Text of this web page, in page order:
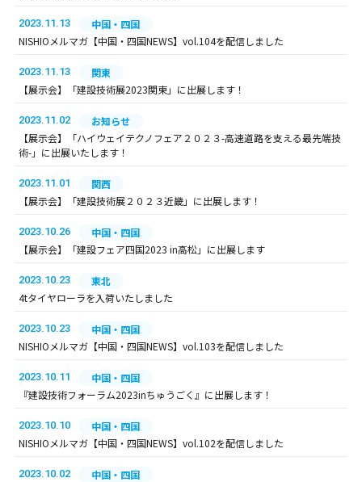
2023.11.13
中国・四国
NISHIOメルマガ【中国・四国NEWS】vol.104を配信しました
2023.11.13
関東
【展示会】「建設技術展2023関東」に出展します！
2023.11.02
お知らせ
【展示会】「ハイウェイテクノフェア２０２３-高速道路を支える最先端技
術-」に出展いたします！
2023.11.01
関西
【展示会】「建設技術展２０２３近畿」に出展します！
2023.10.26
中国・四国
【展示会】「建設フェア四国2023 in高松」に出展します
2023.10.23
東北
4tタイヤローラを入荷いたしました
2023.10.23
中国・四国
NISHIOメルマガ【中国・四国NEWS】vol.103を配信しました
2023.10.11
中国・四国
『建設技術フォーラム2023inちゅうごく』に出展します！
2023.10.10
中国・四国
NISHIOメルマガ【中国・四国NEWS】vol.102を配信しました
2023.10.02
中国・四国